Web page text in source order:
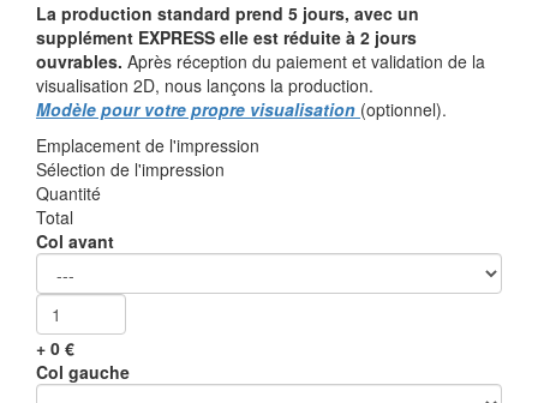
La production standard prend 5 jours, avec un
supplément EXPRESS elle est réduite à 2 jours
ouvrables. Après réception du paiement et validation de la
visualisation 2D, nous lançons la production.
Modèle pour votre propre visualisation (optionnel).
Emplacement de l'impression
Sélection de l'impression
Quantité
Total
Col avant
+ 0 €
Col gauche